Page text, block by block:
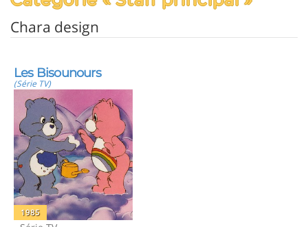
Chara design
Les Bisounours
(Série TV)
1985